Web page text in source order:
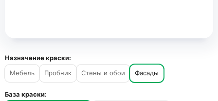
Назначение краски:
Мебель
Пробник Стены и обои Фасады
База краски: